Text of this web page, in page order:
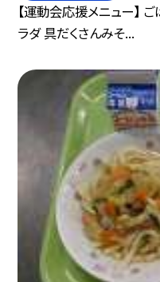
【運動会応援メニュー】
ラダ 具だくさんみそ...